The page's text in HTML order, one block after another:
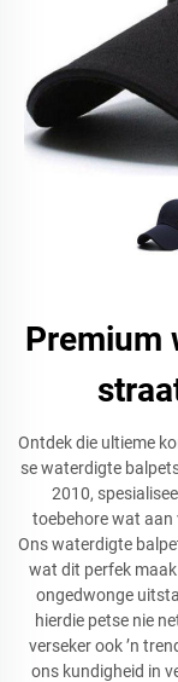
Premium
Ontdek die ultieme
se waterdigte
2010,
toebehore wat aan
Ons waterdigte
wat dit perfek
ongedwonge
hierdie petse nie
verseker ook ’n
ons kundigheid in